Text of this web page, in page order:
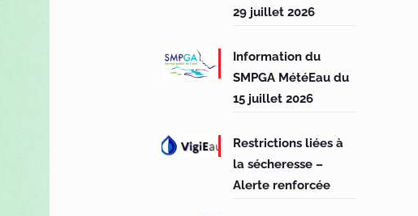
29 juillet 2026
Information du
SMPGA MétéEau du
15 juillet 2026
Restrictions liées à
la sécheresse –
Alerte renforcée